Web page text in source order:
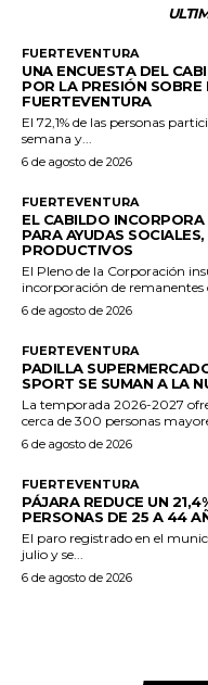
FUERTEVENTURA
UNA ENCUESTA DEL
POR LA PRESIÓN SOBRE
FUERTEVENTURA
El 72,1% de las personas
semana y...
6 de agosto de 2026
FUERTEVENTURA
EL CABILDO
PARA AYUDAS
PRODUCTIVOS
El Pleno de la Corporación
incorporación de remanentes
6 de agosto de 2026
FUERTEVENTURA
PADILLA
SPORT SE SUMAN A LA
La temporada 2026-2027
cerca de 300 personas
6 de agosto de 2026
FUERTEVENTURA
PÁJARA REDUCE UN
PERSONAS DE 25 A 44
El paro registrado en el
julio y se...
6 de agosto de 2026